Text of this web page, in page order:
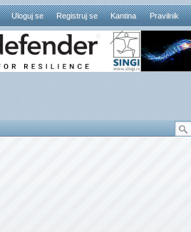
Uloguj se Registruj se Kantina Pravilnik